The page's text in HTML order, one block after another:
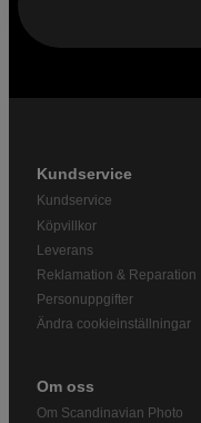
Kundservice
Kundservice
Köpvillkor
Leverans
Reklamation & Reparation
Personuppgifter
Ändra cookieinställningar
Om oss
Om Scandinavian Photo